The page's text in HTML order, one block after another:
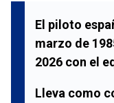
El piloto
marzo de
2026 con el
Lleva como